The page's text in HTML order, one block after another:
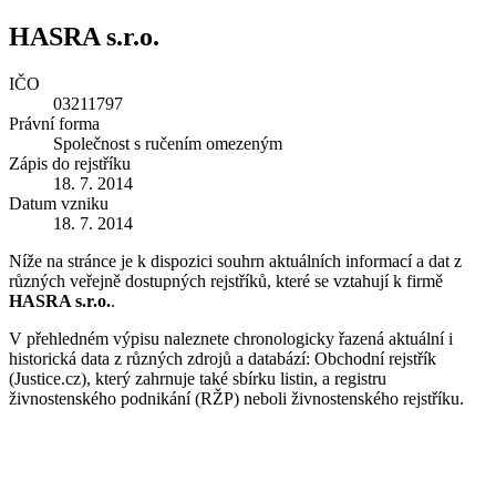
HASRA s.r.o.
IČO
03211797
Právní forma
Společnost s ručením omezeným
Zápis do rejstříku
18. 7. 2014
Datum vzniku
18. 7. 2014
Níže na stránce je k dispozici souhrn aktuálních informací a dat z
různých veřejně dostupných rejstříků, které se vztahují k firmě
HASRA s.r.o..
V přehledném výpisu naleznete chronologicky řazená aktuální i
historická data z různých zdrojů a databází: Obchodní rejstřík
(Justice.cz), který zahrnuje také sbírku listin, a registru
živnostenského podnikání (RŽP) neboli živnostenského rejstříku.